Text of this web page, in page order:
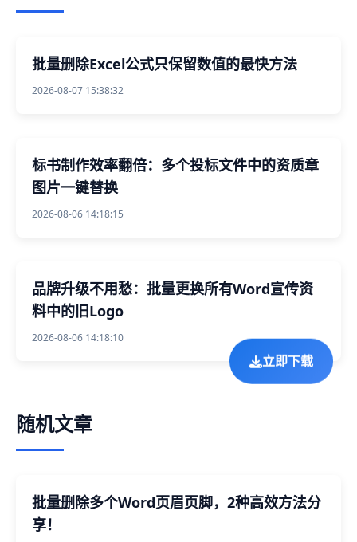
批量删除Excel公式只保留数值的最快方法
2026-08-07 15:38:32
标书制作效率翻倍：多个投标文件中的资质章
图片一键替换
2026-08-06 14:18:15
品牌升级不用愁：批量更换所有Word宣传资
料中的旧Logo
2026-08-06 14:18:10
随机文章
批量删除多个Word页眉页脚，2种高效方法分
享！
立即下载